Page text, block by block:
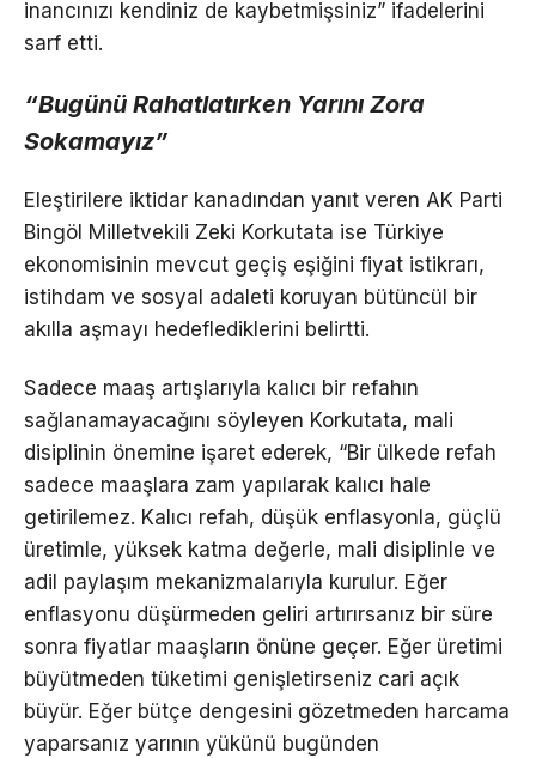
inancınızı kendiniz de kaybetmişsiniz” ifadelerini
sarf etti.
“Bugünü Rahatlatırken Yarını Zora
Sokamayız”
Eleştirilere iktidar kanadından yanıt veren AK Parti
Bingöl Milletvekili Zeki Korkutata ise Türkiye
ekonomisinin mevcut geçiş eşiğini fiyat istikrarı,
istihdam ve sosyal adaleti koruyan bütüncül bir
akılla aşmayı hedeflediklerini belirtti.
Sadece maaş artışlarıyla kalıcı bir refahın
sağlanamayacağını söyleyen Korkutata, mali
disiplinin önemine işaret ederek, “Bir ülkede refah
sadece maaşlara zam yapılarak kalıcı hale
getirilemez. Kalıcı refah, düşük enflasyonla, güçlü
üretimle, yüksek katma değerle, mali disiplinle ve
adil paylaşım mekanizmalarıyla kurulur. Eğer
enflasyonu düşürmeden geliri artırırsanız bir süre
sonra fiyatlar maaşların önüne geçer. Eğer üretimi
büyütmeden tüketimi genişletirseniz cari açık
büyür. Eğer bütçe dengesini gözetmeden harcama
yaparsanız yarının yükünü bugünden